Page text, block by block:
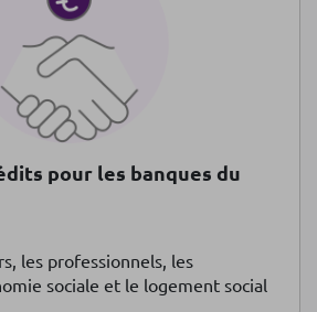
pour les banques du
les professionnels, les
sociale et le logement social